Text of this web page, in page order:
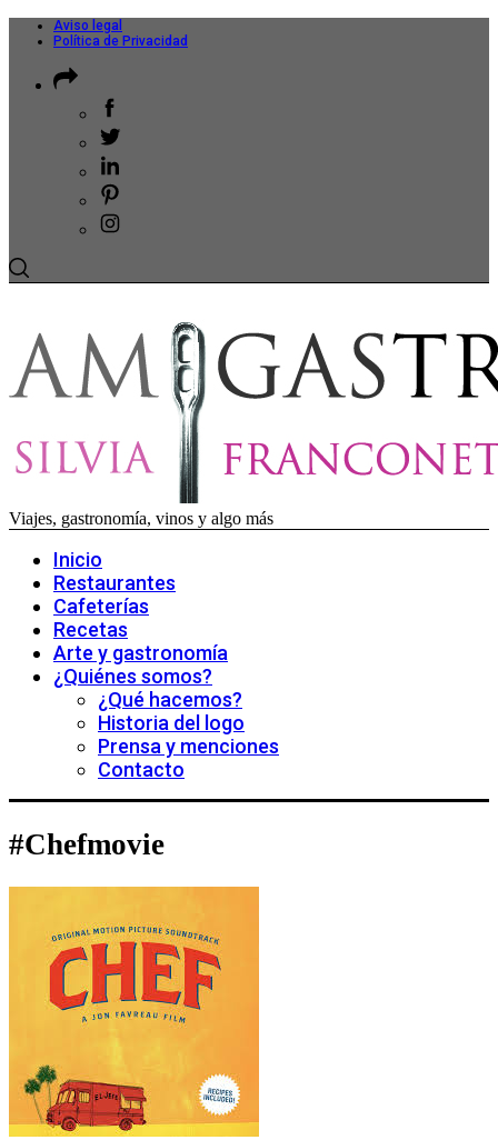
Aviso legal
Política de Privacidad
Viajes, gastronomía, vinos y algo más
Inicio
Restaurantes
Cafeterías
Recetas
Arte y gastronomía
¿Quiénes somos?
¿Qué hacemos?
Historia del logo
Prensa y menciones
Contacto
#Chefmovie